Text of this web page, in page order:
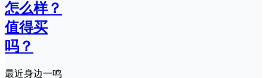
怎么样？
值得买
吗？
最近身边一鸣